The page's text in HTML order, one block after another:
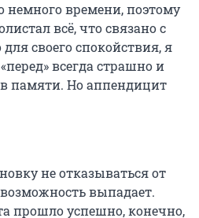
немного времени, поэтому
всё, что связано с
своего спокойствия, я
всегда страшно и
в памяти. Но аппендицит
не отказываться от
выпадает.
прошло успешно, конечно,